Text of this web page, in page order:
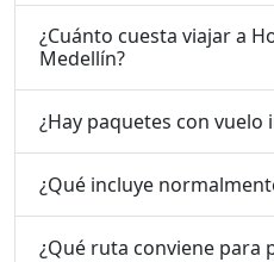
¿Cuánto cuesta viajar a
Medellín?
¿Hay paquetes con vuelo
¿Qué incluye
¿Qué ruta conviene para